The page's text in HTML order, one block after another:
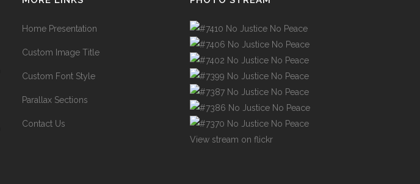
Home Presentation
Custom Image Title
Custom Font Style
Parallax Sections
Contact Us
View stream on flickr